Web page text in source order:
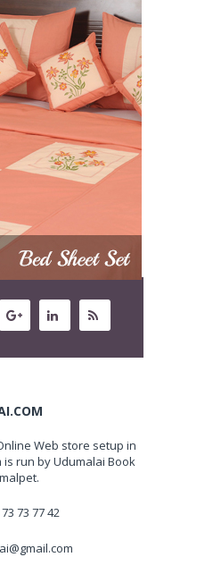
Web store setup in
is run by Udumalai Book
73 77 42